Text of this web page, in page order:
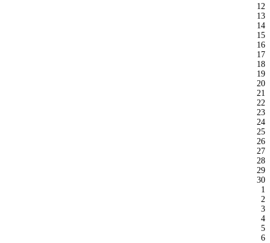
12
13
14
15
16
17
18
19
20
21
22
23
24
25
26
27
28
29
30
1
2
3
4
5
6